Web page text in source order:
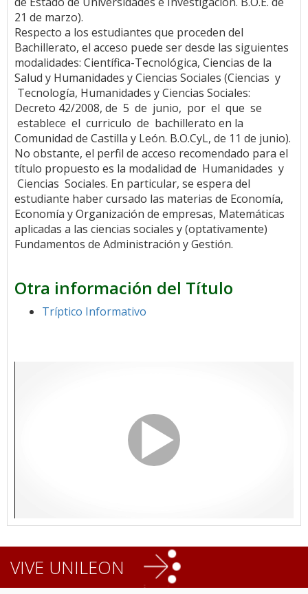
21 de marzo).
Respecto a los estudiantes que proceden del
Bachillerato, el acceso puede ser desde las siguientes
modalidades: Científica-Tecnológica, Ciencias de la
Salud y Humanidades y Ciencias Sociales (Ciencias y
Tecnología, Humanidades y Ciencias Sociales:
Decreto 42/2008, de 5 de junio, por el que se
establece el curriculo de bachillerato en la
Comunidad de Castilla y León. B.O.CyL, de 11 de junio).
No obstante, el perfil de acceso recomendado para el
título propuesto es la modalidad de Humanidades y
Ciencias Sociales. En particular, se espera del
estudiante haber cursado las materias de Economía,
Economía y Organización de empresas, Matemáticas
aplicadas a las ciencias sociales y (optativamente)
Fundamentos de Administración y Gestión.
Otra información del Título
Tríptico Informativo
VIVE UNILEON